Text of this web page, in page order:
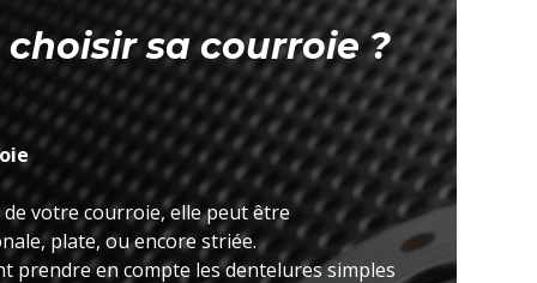
sa courroie ?
votre courroie, elle peut être
plate, ou encore striée.
prendre en compte les dentelures simples